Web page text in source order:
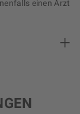
einen Arzt